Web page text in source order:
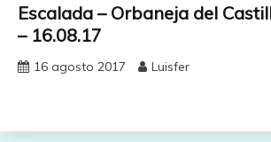
Escalada – Orbaneja del
– 16.08.17
16 agosto 2017 Luisfer